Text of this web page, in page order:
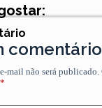
comentário
mail não será publicado.
*